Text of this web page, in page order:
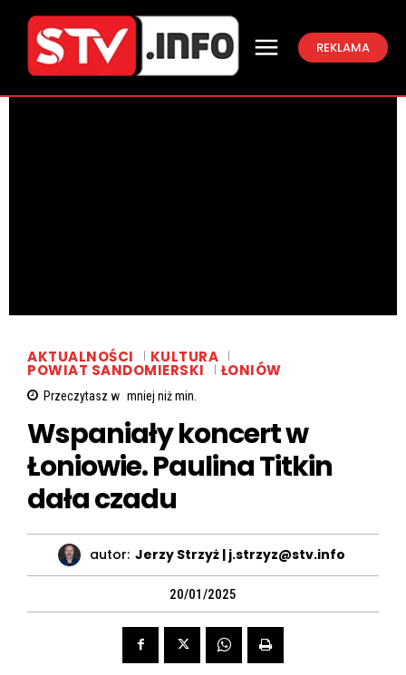
REKLAMA
AKTUALNOŚCI KULTURA
POWIAT SANDOMIERSKI ŁONIÓW
Przeczytasz w mniej niżmin.
Wspaniały koncert w
Łoniowie. Paulina Titkin
dała czadu
autor: Jerzy Strzyż | j.strzyz@stv.info
20/01/2025